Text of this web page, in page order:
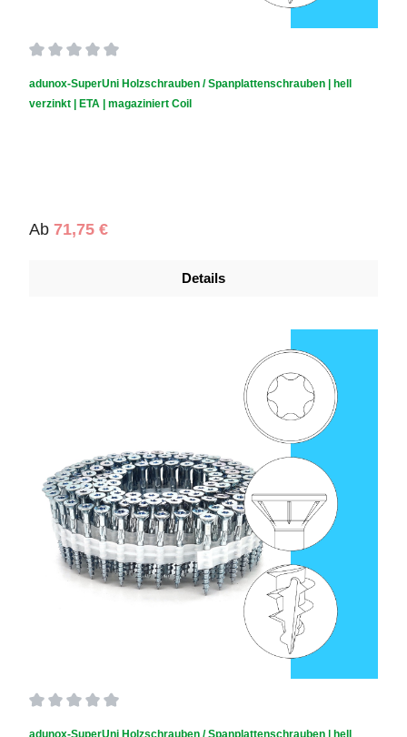
adunox-SuperUni Holzschrauben / Spanplattenschrauben | hell
verzinkt | ETA | magaziniert Coil
Regulärer Preis:
Ab 71,75 €
Details
adunox-SuperUni Holzschrauben / Spanplattenschrauben | hell